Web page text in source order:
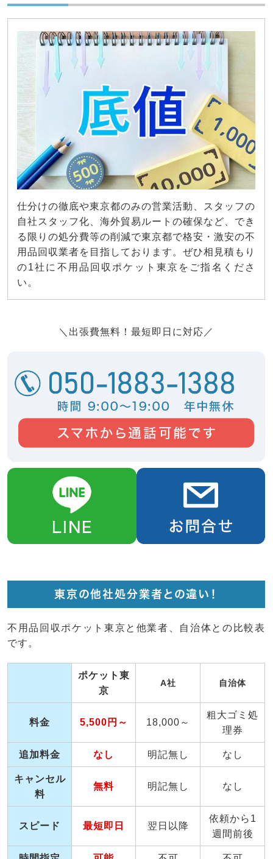
仕分けの徹底や東京都のみの営業活動、スタッフの
自社スタッフ化、海外貿易ルートの確保など、でき
る限りの処分費等の削減で東京都で格安・激安の不
用品回収業者を目指しております。ぜひ相見積もり
の1社に不用品回収ポケット東京をご指名くださ
い。
＼出張費無料！最短即日に対応／
東京の他社処分業者との違い！
不用品回収ポケット東京と他業者、自治体との比較表
です。
ポケット東
京
A社 自治体
料金 5,500円～ 18,000～
粗大ゴミ処
理券
追加料金 なし 明記無し なし
キャンセル
料
無料 明記無し なし
スピード 最短即日 翌日以降
依頼から1
週間前後